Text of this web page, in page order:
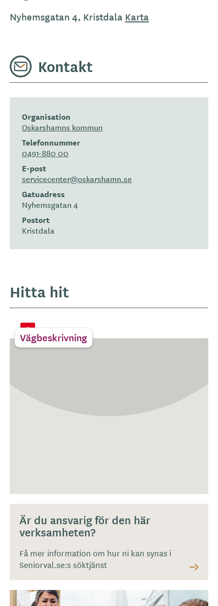
Nyhemsgatan 4, Kristdala Karta
Kontakt
Organisation
Oskarshamns kommun
Telefonnummer
0491-880 00
E-post
servicecenter@oskarshamn.se
Gatuadress
Nyhemsgatan 4
Postort
Kristdala
Hitta hit
Vägbeskrivning
Är du ansvarig för den här
verksamheten?
Få mer information om hur ni kan synas i
Seniorval.se:s söktjänst